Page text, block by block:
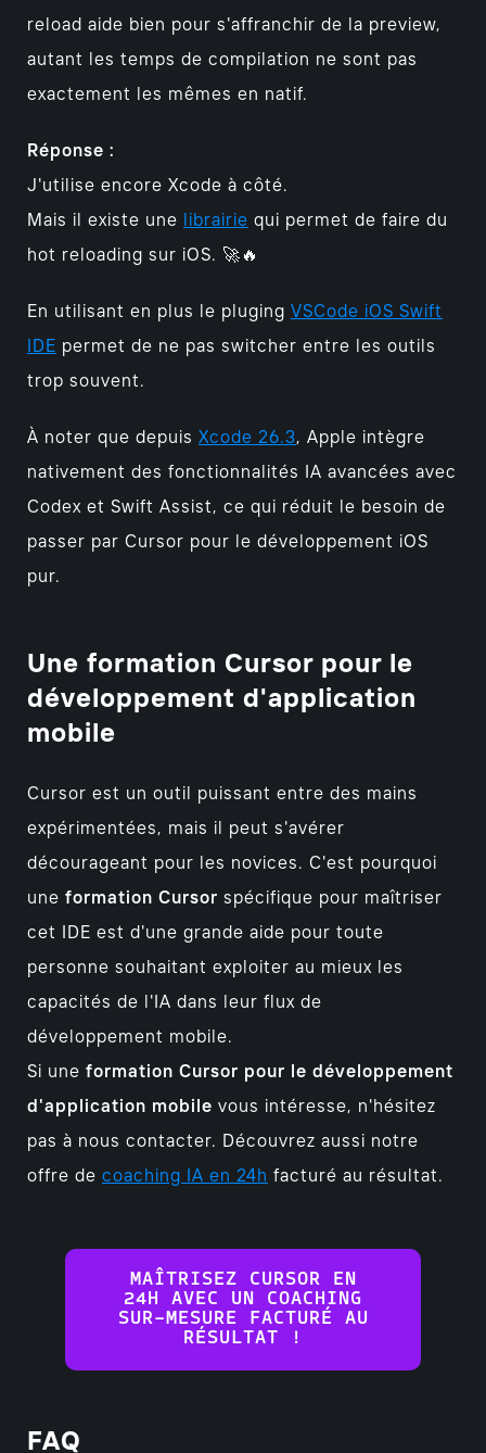
reload aide bien pour s'affranchir de la preview,
autant les temps de compilation ne sont pas
exactement les mêmes en natif.
Réponse :
J'utilise encore Xcode à côté.
Mais il existe une librairie qui permet de faire du
hot reloading sur iOS. 🚀🔥
En utilisant en plus le pluging VSCode iOS Swift
IDE permet de ne pas switcher entre les outils
trop souvent.
À noter que depuis Xcode 26.3, Apple intègre
nativement des fonctionnalités IA avancées avec
Codex et Swift Assist, ce qui réduit le besoin de
passer par Cursor pour le développement iOS
pur.
Une formation Cursor pour le
développement d'application
mobile
Cursor est un outil puissant entre des mains
expérimentées, mais il peut s'avérer
décourageant pour les novices. C'est pourquoi
une formation Cursor spécifique pour maîtriser
cet IDE est d'une grande aide pour toute
personne souhaitant exploiter au mieux les
capacités de l'IA dans leur flux de
développement mobile.
Si une formation Cursor pour le développement
d'application mobile vous intéresse, n'hésitez
pas à nous contacter. Découvrez aussi notre
offre de coaching IA en 24h facturé au résultat.
MAÎTRISEZ CURSOR EN
24H AVEC UN COACHING
SUR-MESURE FACTURÉ AU
RÉSULTAT !
FAQ